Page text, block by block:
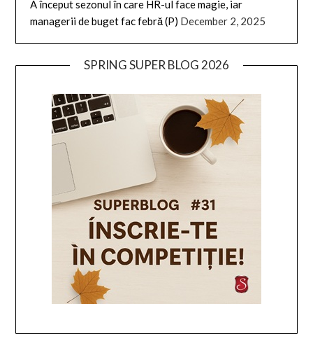
A început sezonul în care HR-ul face magie, iar
managerii de buget fac febră (P) December 2, 2025
SPRING SUPER BLOG 2026